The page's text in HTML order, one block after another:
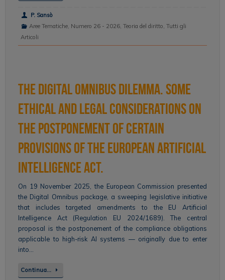
P. Sansò
Aree Tematiche, Numero 26 - 2026, Teoria del diritto Tutti gli
Articoli
The Digital Omnibus Dilemma. Some
Ethical and Legal Considerations on
the Postponement of Certain
Provisions of the European Artificial
Intelligence Act.
On 19 November 2025, the European Commission presented
the Digital Omnibus package, a sweeping legislative initiative
that includes targeted amendments to the EU Artificial
Intelligence Act (Regulation EU 2024/1689). The central
proposal is the postponement of the compliance obligations
applicable to high-risk AI systems — originally due to enter
into…
Continua…